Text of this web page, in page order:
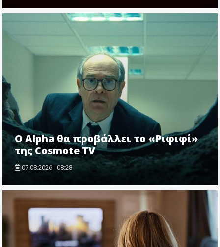
Ο Alpha θα προβάλλει το «Ριφιφί»
της Cosmote TV
07.08.2026 - 08:28